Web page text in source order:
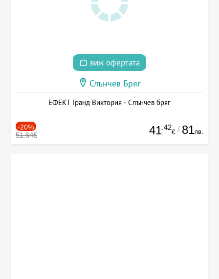
виж офертата
Слънчев Бряг
ЕФЕКТ Гранд Виктория - Слънчев бряг
-20%
51.64€ 41.42
€ / 81лв.